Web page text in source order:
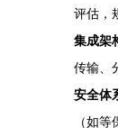
评估，
集成架
传输、
安全体
（如等